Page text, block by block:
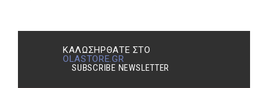
ΚΑΛΩΣΉΡΘΑΤΕ ΣΤΟ
OLASTORE.GR
SUBSCRIBE NEWSLETTER